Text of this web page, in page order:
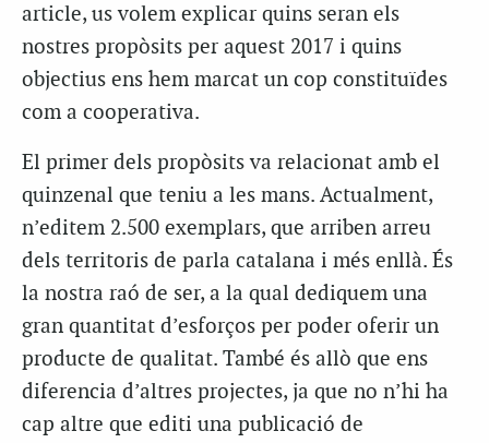
article, us volem explicar quins seran els
nostres propòsits per aquest 2017 i quins
objectius ens hem marcat un cop constituïdes
com a cooperativa.
El primer dels propòsits va relacionat amb el
quinzenal que teniu a les mans. Actualment,
n’editem 2.500 exemplars, que arriben arreu
dels territoris de parla catalana i més enllà. És
la nostra raó de ser, a la qual dediquem una
gran quantitat d’esforços per poder oferir un
producte de qualitat. També és allò que ens
diferencia d’altres projectes, ja que no n’hi ha
cap altre que editi una publicació de